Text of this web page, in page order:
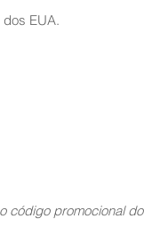
EUA.
código promocional do